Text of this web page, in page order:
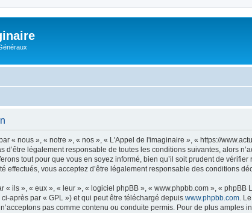
« nous », « notre », « nos », « L'Appel de l'imaginaire », « https://
d’être légalement responsable de toutes les conditions suivantes, alors
tout pour que vous en soyez informé, bien qu’il soit prudent de
vous acceptez d’être légalement responsable des conditions
ils », « eux », « leur », « logiciel phpBB », « www.phpbb.com », «
après par « GPL ») et qui peut être téléchargé depuis www.phpbb.com .
pas comme contenu ou conduite permis. Pour de plus amples